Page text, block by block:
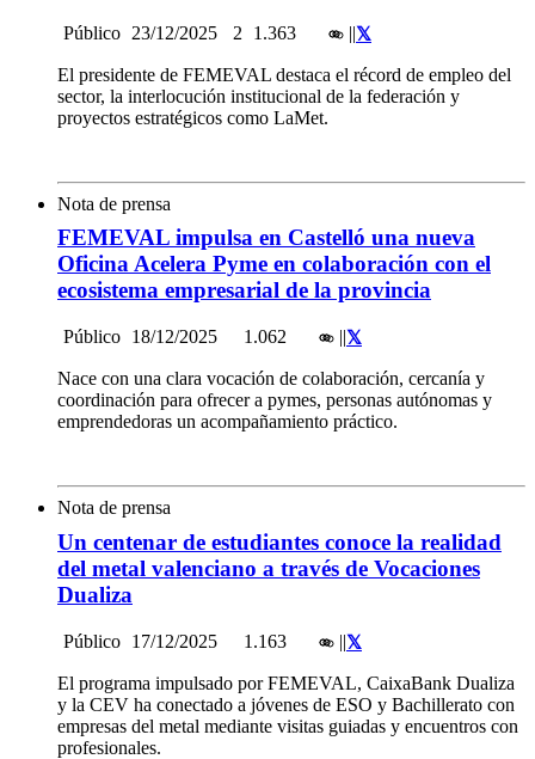
Público 23/12/2025 2 1.363 ||
El presidente de FEMEVAL destaca el récord de empleo del
sector, la interlocución institucional de la federación y
proyectos estratégicos como LaMet.
Nota de prensa
FEMEVAL impulsa en Castelló una nueva
Oficina Acelera Pyme en colaboración con el
ecosistema empresarial de la provincia
Público 18/12/2025 1.062 ||
Nace con una clara vocación de colaboración, cercanía y
coordinación para ofrecer a pymes, personas autónomas y
emprendedoras un acompañamiento práctico.
Nota de prensa
Un centenar de estudiantes conoce la realidad
del metal valenciano a través de Vocaciones
Dualiza
Público 17/12/2025 1.163 ||
El programa impulsado por FEMEVAL, CaixaBank Dualiza
y la CEV ha conectado a jóvenes de ESO y Bachillerato con
empresas del metal mediante visitas guiadas y encuentros con
profesionales.